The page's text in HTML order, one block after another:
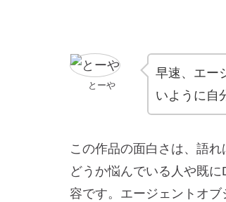
とーや
早速、エー
いように自
この作品の面白さは、語
どうか悩んでいる人や既
容です。エージェントオ